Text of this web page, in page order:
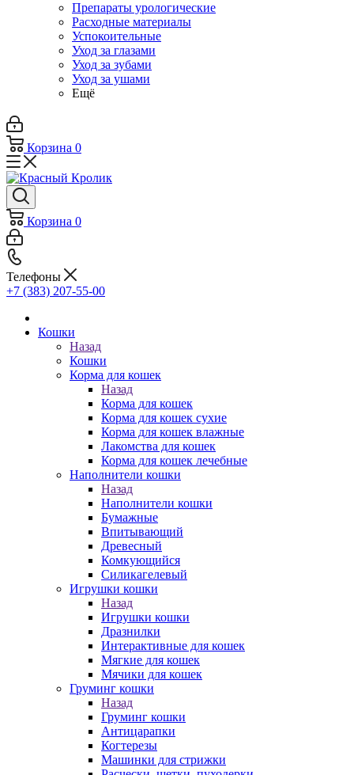
Препараты урологические
Расходные материалы
Успокоительные
Уход за глазами
Уход за зубами
Уход за ушами
Ещё
Корзина 0
Корзина 0
Телефоны
+7 (383) 207-55-00
Кошки
Назад
Кошки
Корма для кошек
Назад
Корма для кошек
Корма для кошек сухие
Корма для кошек влажные
Лакомства для кошек
Корма для кошек лечебные
Наполнители кошки
Назад
Наполнители кошки
Бумажные
Впитывающий
Древесный
Комкующийся
Силикагелевый
Игрушки кошки
Назад
Игрушки кошки
Дразнилки
Интерактивные для кошек
Мягкие для кошек
Мячики для кошек
Груминг кошки
Назад
Груминг кошки
Антицарапки
Когтерезы
Машинки для стрижки